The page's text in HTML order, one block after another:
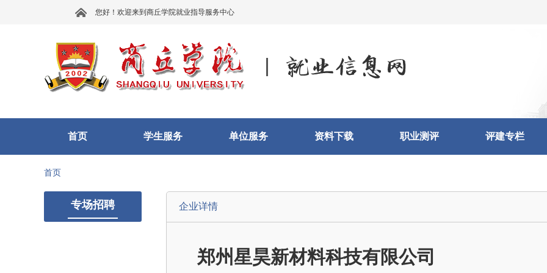
您好！欢迎来到商丘学院就业指导服务中心
首页 学生服务 单位服务 资料下载 职业测评 评建专栏
首页
专场招聘 企业详情
郑州星昊新材料科技有限公司